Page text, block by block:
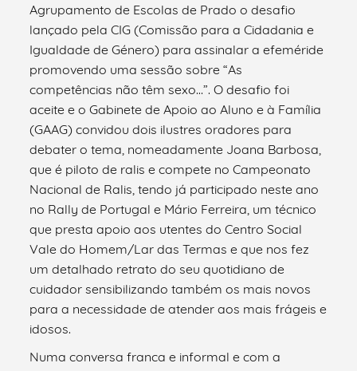
Agrupamento de Escolas de Prado o desafio
lançado pela CIG (Comissão para a Cidadania e
Igualdade de Género) para assinalar a efeméride
promovendo uma sessão sobre “As
competências não têm sexo…”. O desafio foi
aceite e o Gabinete de Apoio ao Aluno e à Família
(GAAG) convidou dois ilustres oradores para
debater o tema, nomeadamente Joana Barbosa,
que é piloto de ralis e compete no Campeonato
Nacional de Ralis, tendo já participado neste ano
no Rally de Portugal e Mário Ferreira, um técnico
que presta apoio aos utentes do Centro Social
Vale do Homem/Lar das Termas e que nos fez
um detalhado retrato do seu quotidiano de
cuidador sensibilizando também os mais novos
para a necessidade de atender aos mais frágeis e
idosos.
Numa conversa franca e informal e com a